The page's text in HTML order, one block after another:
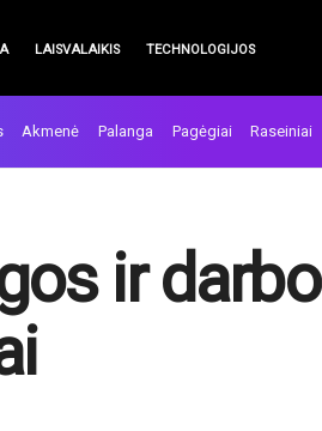
LAISVALAIKIS TECHNOLOGIJOS
Akmenė Palanga Pagėgiai Raseiniai
ir